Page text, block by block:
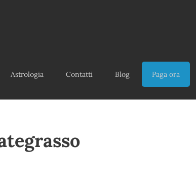
Astrologia Contatti Blog Paga ora